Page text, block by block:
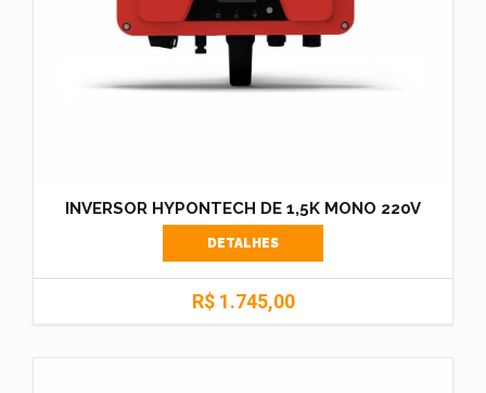
INVERSOR HYPONTECH DE 1,5K MONO 220V
DETALHES
R$ 1.745,00